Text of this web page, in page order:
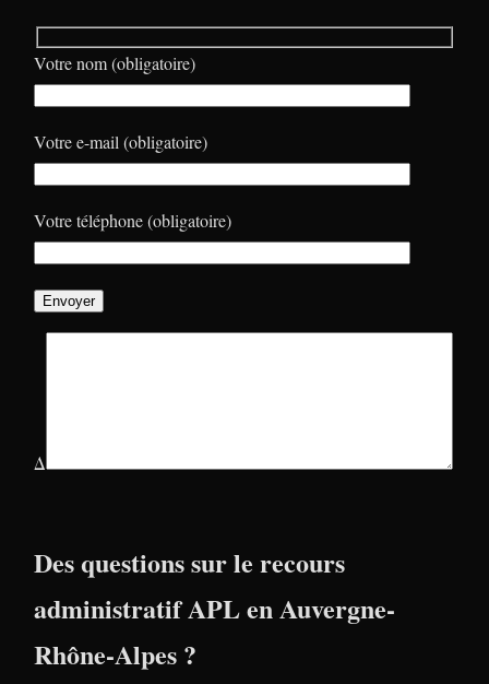
Votre nom (obligatoire)
Votre e-mail (obligatoire)
Votre téléphone (obligatoire)
Δ
Des questions sur le recours
administratif APL en Auvergne-
Rhône-Alpes ?